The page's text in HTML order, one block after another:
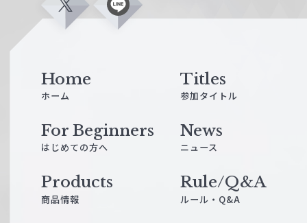
X L
Home
ホーム
Titles
参加タイトル
For Beginners
はじめての方へ
News
ニュース
Products
商品情報
Rule/Q&A
ルール・Q&A